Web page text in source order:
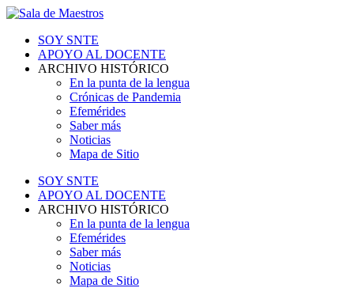
SOY SNTE
APOYO AL DOCENTE
ARCHIVO HISTÓRICO
En la punta de la lengua
Crónicas de Pandemia
Efemérides
Saber más
Noticias
Mapa de Sitio
SOY SNTE
APOYO AL DOCENTE
ARCHIVO HISTÓRICO
En la punta de la lengua
Efemérides
Saber más
Noticias
Mapa de Sitio